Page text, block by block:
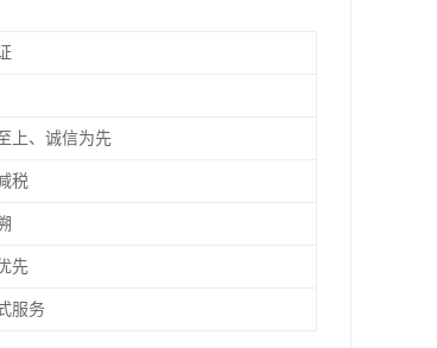
上、诚信为先
税
先
服务